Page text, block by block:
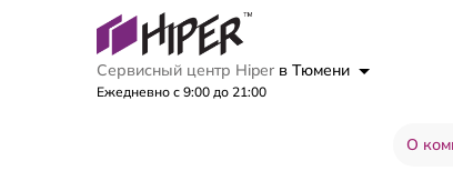
Сервисный центр Hiper в Тюмени
Ежедневно с 9:00 до 21:00
О